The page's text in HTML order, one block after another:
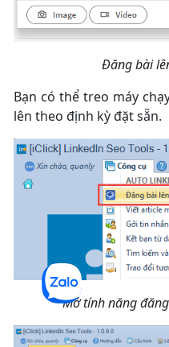
Đăng bài
Bạn có thể treo máy
lên theo định kỳ đặt sẵn.
Mở tính năng